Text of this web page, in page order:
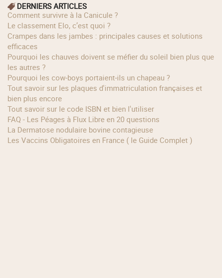
DERNIERS ARTICLES
Comment survivre à la Canicule ?
Le classement Elo, c’est quoi ?
Crampes dans les jambes : principales causes et solutions
efficaces
Pourquoi les chauves doivent se méfier du soleil bien plus que
les autres ?
Pourquoi les cow‑boys portaient‑ils un chapeau ?
Tout savoir sur les plaques d'immatriculation françaises et
bien plus encore
Tout savoir sur le code ISBN et bien l'utiliser
FAQ - Les Péages à Flux Libre en 20 questions
La Dermatose nodulaire bovine contagieuse
Les Vaccins Obligatoires en France ( le Guide Complet )